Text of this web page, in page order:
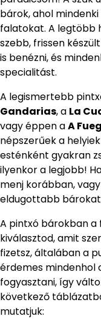
bárok, ahol
falatokat. A legtöbb
szebb, frissen
is benézni, és
specialitást.
A legismertebb
Gandarias, a La
vagy éppen aA
népszerűek a
esténként gyakran
ilyenkor a legjobb!
menj korábban,
eldugottabb bárokat
A pintxó bárokban a
kiválasztod, amit
fizetsz, általában a
érdemes mindenhol
fogyasztani, így
következő
mutatjuk: